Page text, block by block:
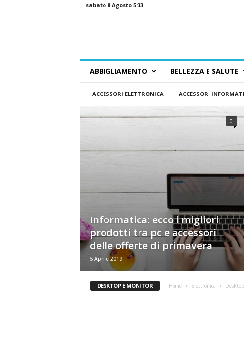
sabato 8 Agosto 5:33
i
a
n
g
ABBIGLIAMENTO BELLEZZA E SALUTE
ACCESSORI ELETTRONICA ACCESSORI
Informatica: ecco i migliori
prodotti tra pc e accessori
delle offerte di primavera
5 Aprile 2019
0
DESKTOP E MONITOR Home Elettronica